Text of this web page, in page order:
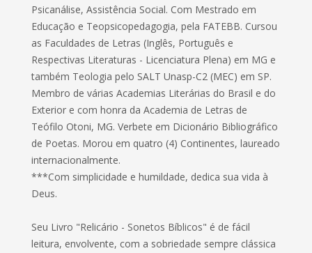
Psicanálise, Assistência Social. Com Mestrado em
Educação e Teopsicopedagogia, pela FATEBB. Cursou
as Faculdades de Letras (Inglês, Português e
Respectivas Literaturas - Licenciatura Plena) em MG e
também Teologia pelo SALT Unasp-C2 (MEC) em SP.
Membro de várias Academias Literárias do Brasil e do
Exterior e com honra da Academia de Letras de
Teófilo Otoni, MG. Verbete em Dicionário Bibliográfico
de Poetas. Morou em quatro (4) Continentes, laureado
internacionalmente.
***Com simplicidade e humildade, dedica sua vida à
Deus.
Seu Livro "Relicário - Sonetos Bíblicos" é de fácil
leitura, envolvente, com a sobriedade sempre clássica